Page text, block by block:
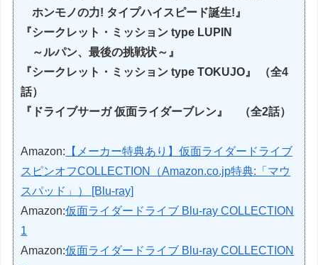
ホンモノの力! タイプハイスピード誕生!』
『シークレット・ミッション type LUPIN
～ルパン、最後の挑戦状～』
『シークレット・ミッション type TOKUJO』 （全4
話）
『ドライブサーガ 仮面ライダーブレン』 （全2話）
Amazon: 【メーカー特典あり】仮面ライダードライブ
スピンオフCOLLECTION（Amazon.co.jp特典:「マウ
スパッド」） [Blu-ray]
Amazon:仮面ライダードライブ Blu-ray COLLECTION
1
Amazon:仮面ライダードライブ Blu-ray COLLECTION